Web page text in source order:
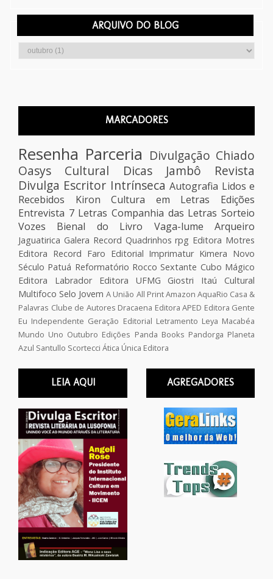
ARQUIVO DO BLOG
MARCADORES
Resenha Parceria Divulgação Chiado
Oasys Cultural
Dicas Jambô
Revista
Divulga Escritor Intrínseca Autografia Lidos e
Recebidos
Kiron
Cultura em Letras Edições
Entrevista 7 Letras Companhia das Letras Sorteio
Vozes
Bienal do Livro Vaga-lume Arqueiro
Jaguatirica Galera Record Quadrinhos rpg Editora Motres
Editora Record Faro Editorial Imprimatur Kimera Novo
Século Patuá Reformatório Rocco Sextante Cubo Mágico
Editora Labrador
Editora UFMG Giostri
Itaú Cultural
Multifoco Selo Jovem A União All PrintAmazon AquaRio Casa &
Palavras Clube de Autores Dracaena Editora APED Editora Gente
Eu Independente Geração Editorial Letramento Leya Macabéa
Mundo Uno Outubro Edições Panda Books Pandorga Planeta
Azul Santullo Scortecci Ática Única Editora
LEIA AQUI AGREGADORES